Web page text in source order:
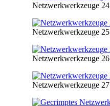
Netzwerkwerkzeuge 24
Netzwerkwerkzeuge 25
Netzwerkwerkzeuge 26
Netzwerkwerkzeuge 27